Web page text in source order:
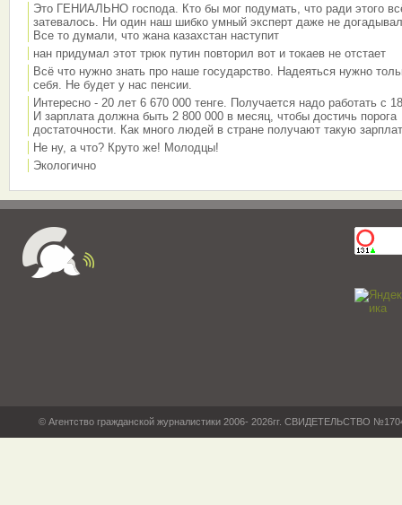
Это ГЕНИАЛЬНО господа. Кто бы мог подумать, что ради этого
затевалось. Ни один наш шибко умный эксперт даже не
Все то думали, что жана казахстан наступит
нан придумал этот трюк путин повторил вот и токаев не отстает
Всё что нужно знать про наше государство. Надеяться нужно
себя. Не будет у нас пенсии.
Интересно - 20 лет 6 670 000 тенге. Получается надо работать с
И зарплата должна быть 2 800 000 в месяц, чтобы достичь порога
достаточности. Как много людей в стране получают такую
Не ну, а что? Круто же! Молодцы!
Экологично
© Агентство гражданской журналистики 2006- 2026гг. СВИДЕТЕЛЬСТВО